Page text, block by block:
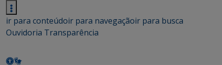
ir para conteúdoir para navegaçãoir para busca
Ouvidoria Transparência